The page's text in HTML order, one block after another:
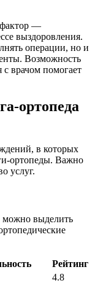
фактор —
выздоровления.
операции, но и
Возможность
с врачом помогает
ортопеда
в которых
ортопеды. Важно
услуг.
выделить
Рейтинг
4.8